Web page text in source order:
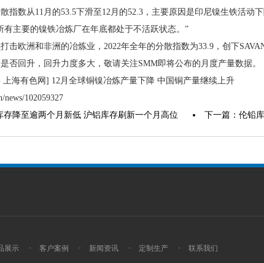
指数从11月的53.5下滑至12月的52.3，主要原因是印尼镍生铁活动下
有主要的镍铁冶炼厂在年底都处于不活跃状态。”
击欧洲和非洲的冶炼业，2022年全年的分散指数为33.9，创下
否回升，回升力度多大，敬请关注SMM即将公布的月度产量数据。
上海有色网] 12月全球铜镍冶炼产量下降 中国铜产量继续上升
news/102059327
存降至逾两个月新低 沪铝库存刷新一个月高位
下一篇：伦铅
展示 · 客户案例 · 新闻资讯 · 定制生产 · 联系我们